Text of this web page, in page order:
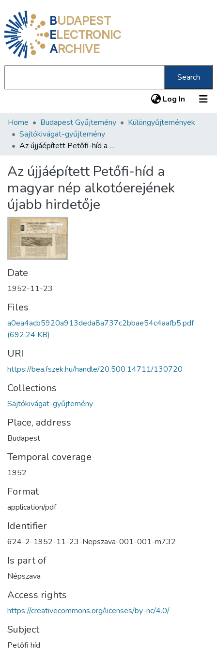
BUDAPEST
ELECTRONIC
ARCHIVE
Search
Log In (current)
Communities & Collections
All of DSpace
About us
Home Budapest Gyűjtemény
Különgyűjtemények
Sajtókivágat-gyűjtemény
Az újjáépített Petőfi-híd a magyar nép alkotóerejének újabb hirdetője
Az újjáépített Petőfi-híd a
magyar nép alkotóerejének
újabb hirdetője
Date
1952-11-23
Files
a0ea4acb5920a913deda8a737c2bbae54c4aafb5.pdf
(692.24 KB)
URI
https://bea.fszek.hu/handle/20.500.14711/130720
Collections
Sajtókivágat-gyűjtemény
Place, address
Budapest
Temporal coverage
1952
Format
application/pdf
Identifier
624-2-1952-11-23-Nepszava-001-001-m732
Is part of
Népszava
Access rights
https://creativecommons.org/licenses/by-nc/4.0/
Subject
Petőfi híd